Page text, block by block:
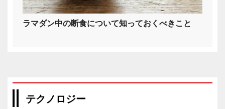
ラマダン中の断食について知っておくべきこと
テクノロジー